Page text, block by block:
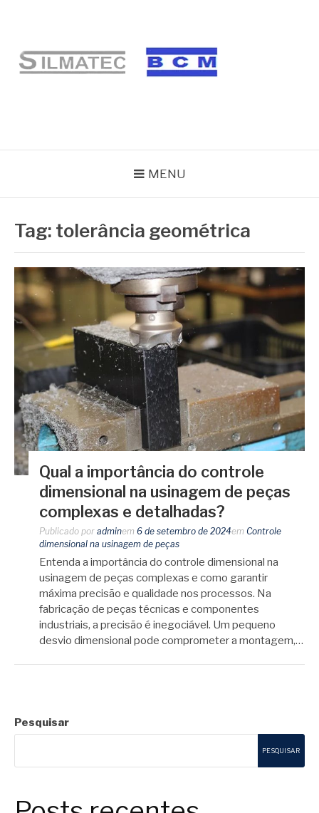
conteúdo
MENU
Tag: tolerância geométrica
Qual a importância do controle
dimensional na usinagem de peças
complexas e detalhadas?
Publicado por adminem 6 de setembro de 2024em Controle
dimensional na usinagem de peças
Entenda a importância do controle dimensional na
usinagem de peças complexas e como garantir
máxima precisão e qualidade nos processos. Na
fabricação de peças técnicas e componentes
industriais, a precisão é inegociável. Um pequeno
desvio dimensional pode comprometer a montagem,…
Pesquisar
PESQUISAR